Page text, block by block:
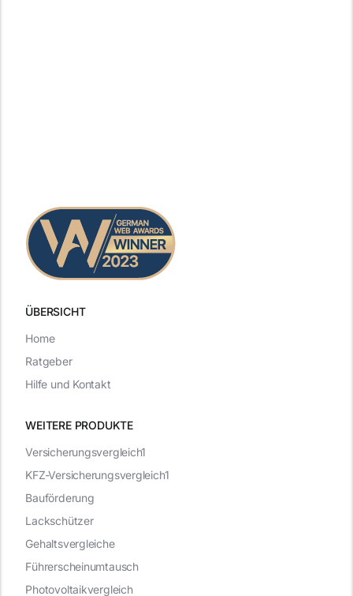
ÜBERSICHT
WEITERE PRODUKTE
Versicherungsvergleich1
KFZ-Versicherungsvergleich1
Bauförderung
Lackschützer
Gehaltsvergleiche
Führerscheinumtausch
Photovoltaikvergleich
Home
Ratgeber
Hilfe und Kontakt